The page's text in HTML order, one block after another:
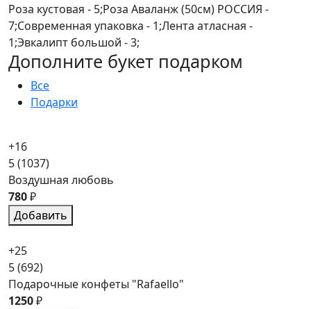
Роза кустовая - 5;Роза Аваланж (50см) РОССИЯ -
7;Современная упаковка - 1;Лента атласная -
1;Эвкалипт большой - 3;
Дополните букет подарком
Все
Подарки
+16
5(1037)
Воздушная любовь
780₽
Добавить
+25
5(692)
Подарочные конфеты "Rafaello"
1250₽